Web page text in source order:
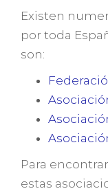
Existen
por toda
son:
Para
estas